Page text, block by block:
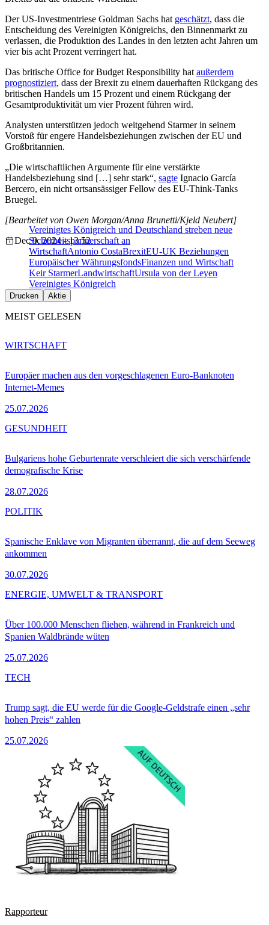
Der US-Investmentriese Goldman Sachs hat geschätzt, dass die
Entscheidung des Vereinigten Königreichs, den Binnenmarkt zu
verlassen, die Produktion des Landes in den letzten acht Jahren um
vier bis acht Prozent verringert hat.
Das britische Office for Budget Responsibility hat außerdem
prognostiziert, dass der Brexit zu einem dauerhaften Rückgang des
britischen Handels um 15 Prozent und einem Rückgang der
Gesamtproduktivität um vier Prozent führen wird.
Analysten unterstützen jedoch weitgehend Starmer in seinem
Vorstoß für engere Handelsbeziehungen zwischen der EU und
Großbritannien.
„Die wirtschaftlichen Argumente für eine verstärkte
Handelsbeziehung sind […] sehr stark“, sagte Ignacio García
Bercero, ein nicht ortsansässiger Fellow des EU-Think-Tanks
Bruegel.
Vereinigtes Königreich und Deutschland streben neue
Sicherheitspartnerschaft an
[Bearbeitet von Owen Morgan/Anna Brunetti/Kjeld Neubert]
Dec 9, 2024 - 13:52
WirtschaftAntonio CostaBrexitEU-UK Beziehungen
Europäischer WährungsfondsFinanzen und Wirtschaft
Keir StarmerLandwirtschaftUrsula von der Leyen
Vereinigtes Königreich
Drucken Aktie
MEIST GELESEN
Europäer machen aus den vorgeschlagenen Euro-Banknoten
Internet-Memes
25.07.2026
WIRTSCHAFT
Bulgariens hohe Geburtenrate verschleiert die sich verschärfende
demografische Krise
28.07.2026
GESUNDHEIT
Spanische Enklave von Migranten überrannt, die auf dem Seeweg
ankommen
30.07.2026
POLITIK
Über 100.000 Menschen fliehen, während in Frankreich und
Spanien Waldbrände wüten
25.07.2026
ENERGIE, UMWELT & TRANSPORT
Trump sagt, die EU werde für die Google-Geldstrafe einen „sehr
hohen Preis“ zahlen
25.07.2026
TECH
Rapporteur